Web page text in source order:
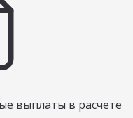
выплаты в расчете